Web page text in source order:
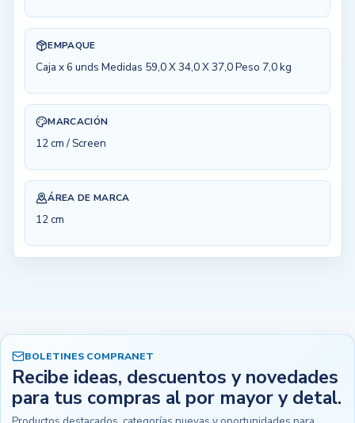
EMPAQUE
Caja x 6 unds Medidas 59,0 X 34,0 X 37,0 Peso 7,0 kg
MARCACIÓN
12 cm / Screen
ÁREA DE MARCA
12 cm
BOLETINES COMPRANET
Recibe ideas, descuentos y novedades
para tus compras al por mayor y detal.